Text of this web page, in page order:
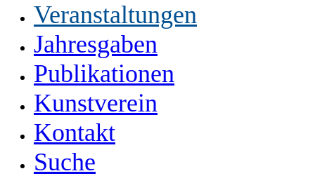
Veranstaltungen
Jahresgaben
Publikationen
Kunstverein
Kontakt
Suche